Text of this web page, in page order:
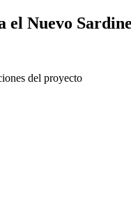
el Nuevo
del proyecto